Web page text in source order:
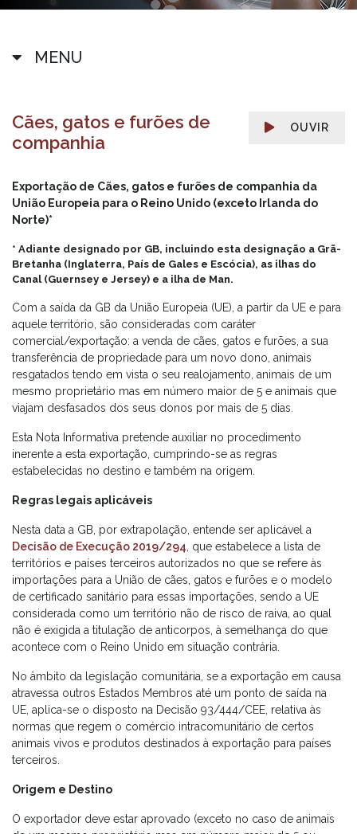
MENU
OUVIR
Cães, gatos e furões de
companhia
Exportação de Cães, gatos e furões de companhia da
União Europeia para o Reino Unido (exceto Irlanda do
Norte)*
* Adiante designado por GB, incluindo esta designação a Grã-
Bretanha (Inglaterra, País de Gales e Escócia), as ilhas do
Canal (Guernsey e Jersey) e a ilha de Man.
Com a saída da GB da União Europeia (UE), a partir da UE e para
aquele território, são consideradas com caráter
comercial/exportação: a venda de cães, gatos e furões, a sua
transferência de propriedade para um novo dono, animais
resgatados tendo em vista o seu realojamento, animais de um
mesmo proprietário mas em número maior de 5 e animais que
viajam desfasados dos seus donos por mais de 5 dias.
Esta Nota Informativa pretende auxiliar no procedimento
inerente a esta exportação, cumprindo-se as regras
estabelecidas no destino e também na origem.
Regras legais aplicáveis
Nesta data a GB, por extrapolação, entende ser aplicável a
Decisão de Execução 2019/294 , que estabelece a lista de
territórios e países terceiros autorizados no que se refere às
importações para a União de cães, gatos e furões e o modelo
de certificado sanitário para essas importações, sendo a UE
considerada como um território não de risco de raiva, ao qual
não é exigida a titulação de anticorpos, à semelhança do que
acontece com o Reino Unido em situação contrária.
No âmbito da legislação comunitária, se a exportação em causa
atravessa outros Estados Membros até um ponto de saída na
UE, aplica-se o disposto na Decisão 93/444/CEE, relativa às
normas que regem o comércio intracomunitário de certos
animais vivos e produtos destinados à exportação para países
terceiros.
Origem e Destino
O exportador deve estar aprovado (exceto no caso de animais